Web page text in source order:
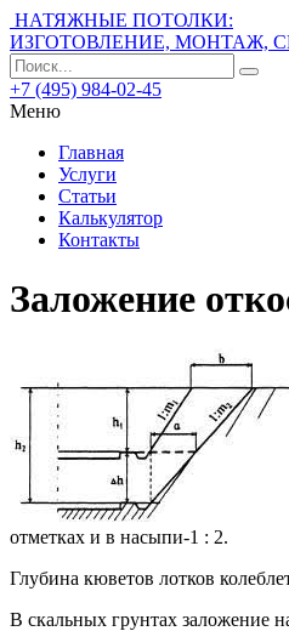
НАТЯЖНЫЕ ПОТОЛКИ:
ИЗГОТОВЛЕНИЕ, МОНТАЖ,
+7 (495) 984-02-45
Меню
Главная
Услуги
Статьи
Калькулятор
Контакты
Заложение
отметках и в насыпи-1 : 2.
Глубина кюветов лотков
В скальных грунтах заложение